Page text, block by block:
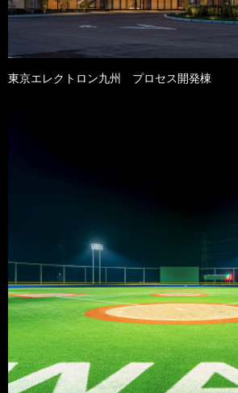
東京エレクトロン九州 プロセス開発棟